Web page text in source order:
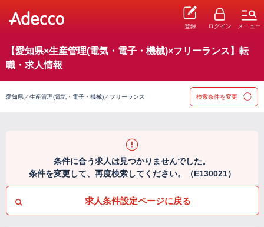
登録 ログイン メニュー
【愛知県×生産管理(電気・電子・機械)×フリーランス】転
職・求人情報
愛知県／生産管理(電気・電子・機械)／フリーランス 検索条件を変更
条件に合う求人は見つかりませんでした。
条件を変更して、再度検索してください。（E130021）
求人条件設定ページに戻る